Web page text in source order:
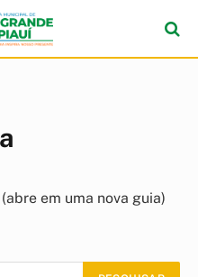
(abre em uma nova guia)